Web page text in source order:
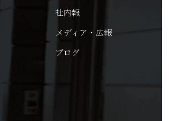
社内報
メディア・広報
ブログ